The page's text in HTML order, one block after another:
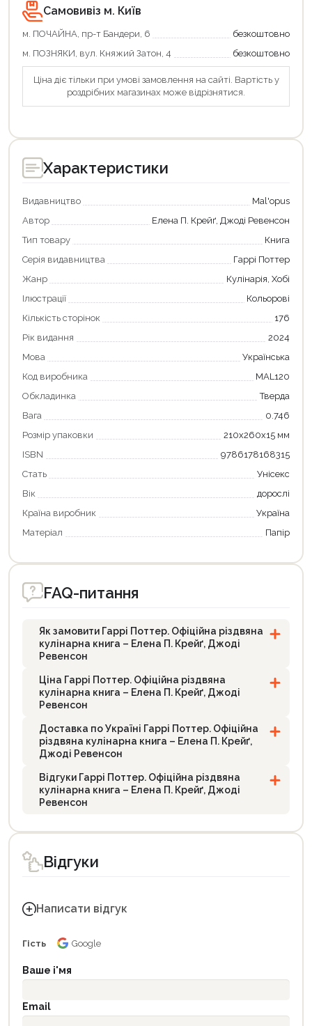
Самовивіз м. Київ
м. ПОЧАЙНА, пр-т Бандери, 6
безкоштовно
м. ПОЗНЯКИ, вул. Княжий Затон, 4
безкоштовно
Ціна діє тільки при умові замовлення на сайті. Вартість у
роздрібних магазинах може відрізнятися.
Характеристики
Видавництво
Mal'opus
Автор
Елена П. Крейґ, Джоді Ревенсон
Тип товару
Книга
Серія видавництва
Гаррі Поттер
Жанр
Кулінарія, Хобі
Ілюстрації
Кольорові
Кількість сторінок
176
Рік видання
2024
Мова
Українська
Код виробника
MAL120
Обкладинка
Тверда
Вага
0.746
Розмір упаковки
210x260x15 мм
ISBN
9786178168315
Стать
Унісекс
Вік
дорослі
Країна виробник
Україна
Матеріал
Папір
FAQ-питання
Як замовити Гаррі Поттер. Офіційна різдвяна
кулінарна книга – Елена П. Крейґ, Джоді
Ревенсон
Ціна Гаррі Поттер. Офіційна різдвяна
кулінарна книга – Елена П. Крейґ, Джоді
Ревенсон
Доставка по Україні Гаррі Поттер. Офіційна
різдвяна кулінарна книга – Елена П. Крейґ,
Джоді Ревенсон
Відгуки Гаррі Поттер. Офіційна різдвяна
кулінарна книга – Елена П. Крейґ, Джоді
Ревенсон
Відгуки
Написати відгук
Гість Google
Ваше і'мя
Email
Продовжити покупки
Оформити замовлення